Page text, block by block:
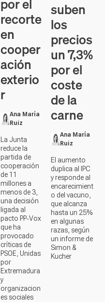
por el
recorte
en
cooper
ación
exterio
r
Ana María
Ruiz
La Junta
reduce la
partida de
cooperación
de 11
millones a
menos de 3,
una decisión
ligada al
pacto PP‑Vox
que ha
provocado
críticas de
PSOE, Unidas
por
Extremadura
y
organizacion
es sociales
suben
los
precios
un 7,3%
por el
coste
de la
carne
Ana María
Ruiz
El aumento
duplica al IPC
y responde al
encarecimient
o del vacuno,
que alcanza
hasta un 25%
en algunas
razas, según
un informe de
Simon &
Kucher